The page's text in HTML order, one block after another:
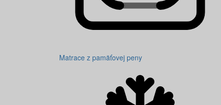
Matrace z pamäťovej peny